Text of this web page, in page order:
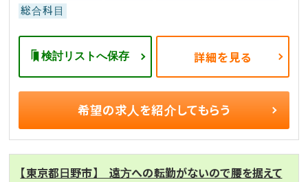
総合科目
検討リストへ保存 詳細を見る
希望の求人を紹介してもらう
【東京都日野市】 遠方への転勤がないので腰を据えて